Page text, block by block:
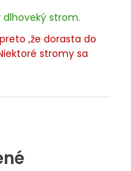
dlhoveký strom.
,že dorasta do
stromy sa